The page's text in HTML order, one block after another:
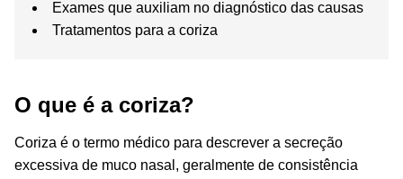
Exames que auxiliam no diagnóstico das causas
Tratamentos para a coriza
O que é a coriza?
Coriza é o termo médico para descrever a secreção
excessiva de muco nasal, geralmente de consistência